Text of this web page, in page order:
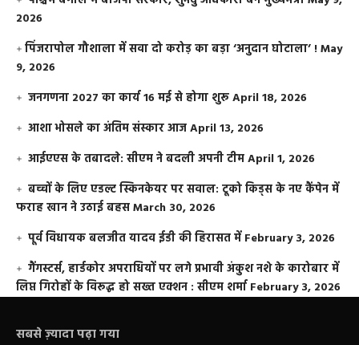
2026
​पिंजरापोल गौशाला में सवा दो करोड़ का बड़ा ‘अनुदान घोटाला’ !May
9, 2026
जनगणना 2027 का कार्य 16 मई से होगा शुरूApril 18, 2026
आशा भोसले का अंतिम संस्कार आजApril 13, 2026
आईएएस के तबादले: सीएम ने बदली अपनी टीमApril 1, 2026
बच्चों के लिए एडल्ट स्किनकेयर पर सवाल: टूको किड्स के नए कैंपेन में
फराह खान ने उठाई बहसMarch 30, 2026
पूर्व विधायक बलजीत यादव ईडी की हिरासत में February 3, 2026
गैंगस्टर्स, हार्डकोर अपराधियों पर लगे प्रभावी अंकुश नशे के कारोबार में
लिप्त गिरोहों के विरूद्ध हो सख्त एक्शन : सीएम शर्मा February 3, 2026
सबसे ज़्यादा पढ़ा गया